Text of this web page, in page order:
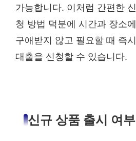
가능합니다. 이처럼 간편한 신
청 방법 덕분에 시간과 장소에
구애받지 않고 필요할 때 즉시
대출을 신청할 수 있습니다.
신규 상품 출시 여부